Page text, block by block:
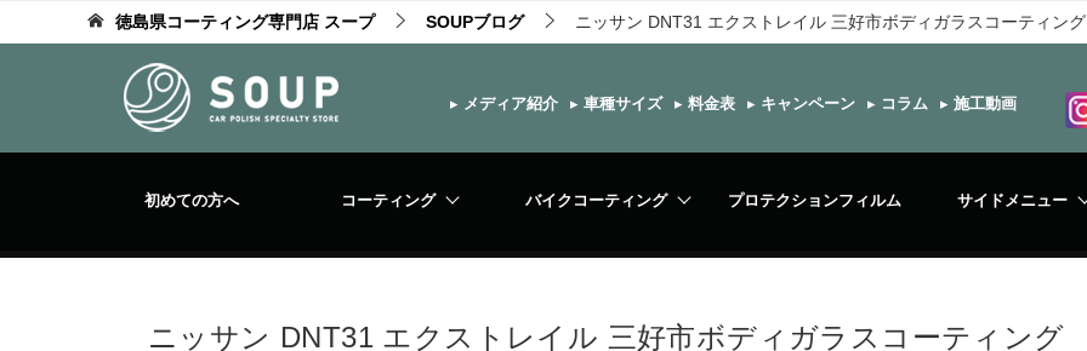
徳島県コーティング専門店 スープ SOUPブログ ニッサン DNT31 エクストレイル 三好市ボディガラスコーティング
▸ メディア紹介 ▸ 車種サイズ ▸ 料金表 ▸ キャンペーン ▸ コラム ▸ 施工動画
初めての方へ コーティング バイクコーティング プロテクションフィルム サイドメニュー
ニッサン DNT31 エクストレイル 三好市ボディガラスコーティング